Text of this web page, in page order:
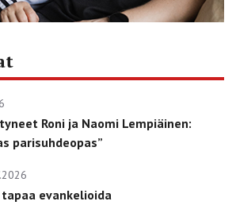
Roni ja Naomi Lempiäinen:
parisuhdeopas”
evankelioida